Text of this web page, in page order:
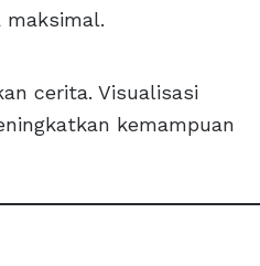
maksimal.
cerita. Visualisasi
kemampuan